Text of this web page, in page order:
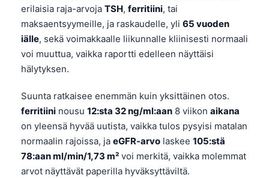
erilaisia raja-arvoja TSH, ferritiini, tai
maksaentsyymeille, ja raskaudelle, yli 65 vuoden
iälle, sekä voimakkaalle liikunnalle kliinisesti normaali
voi muuttua, vaikka raportti edelleen näyttäisi
hälytyksen.
Suunta ratkaisee enemmän kuin yksittäinen otos.
ferritiini nousu 12:sta 32 ng/ml:aan 8 viikon aikana
on yleensä hyvää uutista, vaikka tulos pysyisi matalan
normaalin rajoissa, ja eGFR-arvo laskee 105:stä
78:aan ml/min/1,73 m² voi merkitä, vaikka molemmat
arvot näyttävät paperilla hyväksyttäviltä.
ગુજરાતી
ಕನ್ನಡ
മലയാളം
Bahasa Melayu
Tiếng Việt
Tagalog
ไทย
ភាសាខ្មែរ